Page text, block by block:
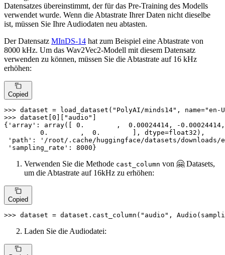
Datensatzes übereinstimmt, der für das Pre-Training des Modells
verwendet wurde. Wenn die Abtastrate Ihrer Daten nicht dieselbe
ist, müssen Sie Ihre Audiodaten neu abtasten.
Der Datensatz MInDS-14 hat zum Beispiel eine Abtastrate von
8000 kHz. Um das Wav2Vec2-Modell mit diesem Datensatz
verwenden zu können, müssen Sie die Abtastrate auf 16 kHz
erhöhen:
Copied
>>> dataset = load_dataset( "PolyAI/minds14" , name="en-
>>> dataset[ 0 "audio"
{ 'array' : array([ 0.
        ,
0.00024414 , -0.00024414
0.
        ,
0.
        ], dtype=float32),
'path' :
'/root/.cache/huggingface/datasets/downloads/
'sampling_rate' : 8000 }
Verwenden Sie die Methode cast_column von 🤗 Datasets,
um die Abtastrate auf 16kHz zu erhöhen:
Copied
>>> dataset = dataset.cast_column( "audio" ,
Laden Sie die Audiodatei: